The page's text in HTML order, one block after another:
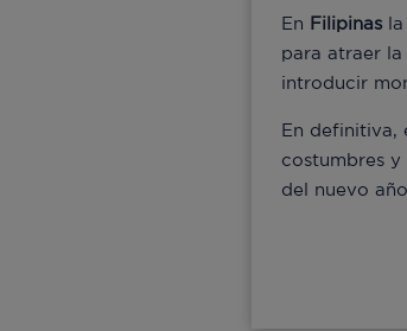
En Filipinas
para atraer la
introducir
En definitiva,
costumbres y
del nuevo